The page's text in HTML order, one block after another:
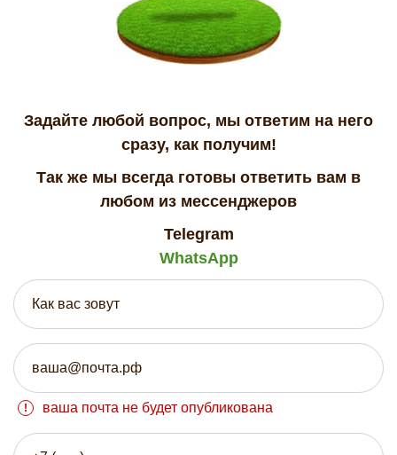
Задайте любой вопрос, мы ответим на него
сразу, как получим!
Так же мы всегда готовы ответить вам в
любом из мессенджеров
Telegram
WhatsApp
ваша почта не будет опубликована